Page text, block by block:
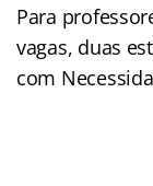
Para
vagas, duas
com